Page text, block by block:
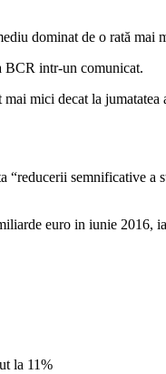
dominat de o rată mai
BCR intr-un comunicat.
mici decat la jumatatea
“reducerii semnificative a
euro in iunie 2016,
la 11%